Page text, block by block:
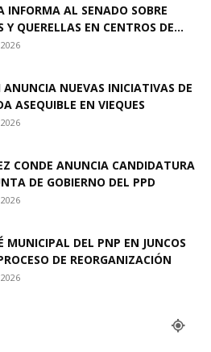
INFORMA AL SENADO SOBRE
Y QUERELLAS EN CENTROS DE...
ANUNCIA NUEVAS INICIATIVAS DE
ASEQUIBLE EN VIEQUES
CONDE ANUNCIA CANDIDATURA
DE GOBIERNO DEL PPD
MUNICIPAL DEL PNP EN JUNCOS
DE REORGANIZACIÓN